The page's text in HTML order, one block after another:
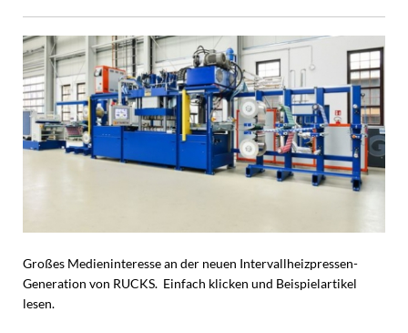
Großes Medieninteresse an der neuen Intervallheizpressen-
Generation von RUCKS. Einfach klicken und Beispielartikel
lesen.